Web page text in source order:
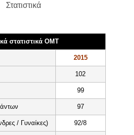
Στατιστικά
στατιστικά ΟΜΤ
2015
102
99
97
/ Γυναίκες) 92/8